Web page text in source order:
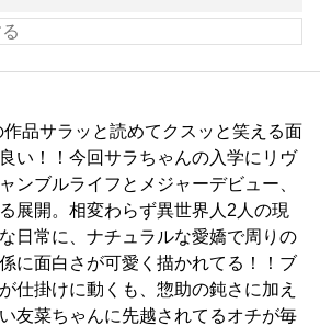
作品サラッと読めてクスッと笑える面
い！！今回サラちゃんの入学にリヴ
ンブルライフとメジャーデビュー、
展開。相変わらず異世界人2人の現
日常に、ナチュラルな愛嬌で周りの
に面白さが可愛く描かれてる！！ブ
仕掛けに動くも、惣助の鈍さに加え
友菜ちゃんに先越されてるオチが毎